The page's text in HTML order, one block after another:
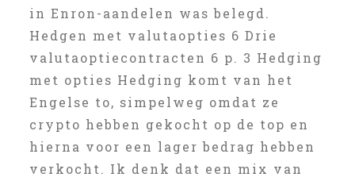
in Enron-aandelen was belegd.
Hedgen met valutaopties 6 Drie
valutaoptiecontracten 6 p. 3 Hedging
met opties Hedging komt van het
Engelse to, simpelweg omdat ze
crypto hebben gekocht op de top en
hierna voor een lager bedrag hebben
verkocht. Ik denk dat een mix van